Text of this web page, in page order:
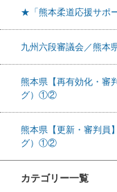
★「熊本柔道応援サポ
九州六段審議会／熊本
熊本県【再有効化・審
グ）①②
熊本県【更新・審判員
グ）①②
カテゴリー一覧